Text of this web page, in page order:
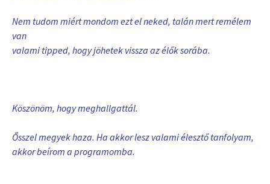
Nem tudom miért mondom ezt el neked, talán mert remélem
van
valami tipped, hogy jöhetek vissza az élők sorába.
Köszönöm, hogy meghallgattál.
Ősszel megyek haza. Ha akkor lesz valami élesztő tanfolyam,
akkor beírom a programomba.